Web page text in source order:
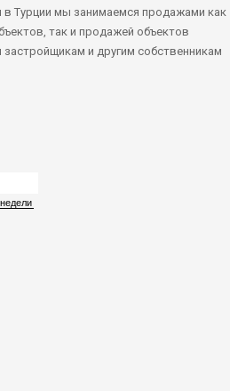
Турции мы занимаемся продажами как
так и продажей объектов
и другим собственникам